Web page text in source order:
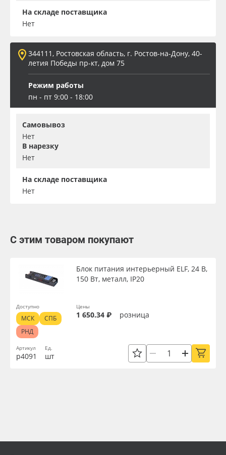
На складе поставщика
Нет
344111, Ростовская область, г. Ростов-на-Дону, 40-
летия Победы пр-кт, дом 75
Режим работы
пн - пт 9:00 - 18:00
Самовывоз
Нет
В нарезку
Нет
На складе поставщика
Нет
С этим товаром покупают
Артикул
р4091
Блок питания интерьерный ELF, 24 В,
150 Вт, металл, IP20
Ед.
шт
Цены
1 650.34 ₽ розница
Доступно
МСК
СПБ
РНД